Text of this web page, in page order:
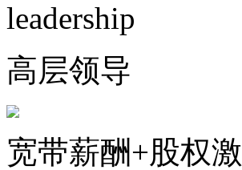
leadership
高层领导
宽带薪酬+股权